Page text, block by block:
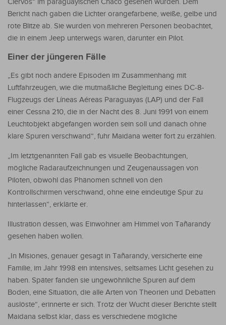
Ciervos“ im paraguayischen Chaco gesehen wurden. Dem
Bericht nach gaben die Lichter orangefarbene, weiße, gelbe und
rote Blitze ab. Sie wurden von mehreren Personen beobachtet,
die in einem Jeep unterwegs waren, darunter ein Pilot.
Einer der jüngeren Fälle
„Es gibt noch andere Episoden im Zusammenhang mit
Luftfahrzeugen, wie die mutmaßliche Begleitung eines DC-8-
Flugzeugs der Líneas Aéreas Paraguayas (LAP) und der Fall
einer Cessna 210, die in der Nacht des 8. Juni 1991 von einem
Leuchtobjekt abgefangen worden sein soll und danach ohne
klare Spuren verschwand“, fuhr Maidana weiter fort zu erzählen.
„Im letztgenannten Fall gab es visuelle Beobachtungen,
mögliche Radaraufzeichnungen und Zeugenaussagen von
Piloten, obwohl das Phänomen schnell von den
Kontrollschirmen verschwand, ohne eine eindeutige Spur zu
hinterlassen“, erklärte er.
Illustration dessen, was Einwohner am Himmel von Tañarandy
gesehen haben wollen.
„In Misiones, genauer gesagt in Tañarandy, versicherte eine
Familie, im Jahr 1998 ein intensives, seltsames Licht gesehen zu
haben. Später fanden sie ungewöhnliche Spuren auf dem
Boden, eine Situation, die alle Arten von Theorien und Debatten
auslöste“, erinnerte er sich. Trotz der Wucht dieser Berichte stellt
Maidana selbst klar, dass es verschiedene mögliche